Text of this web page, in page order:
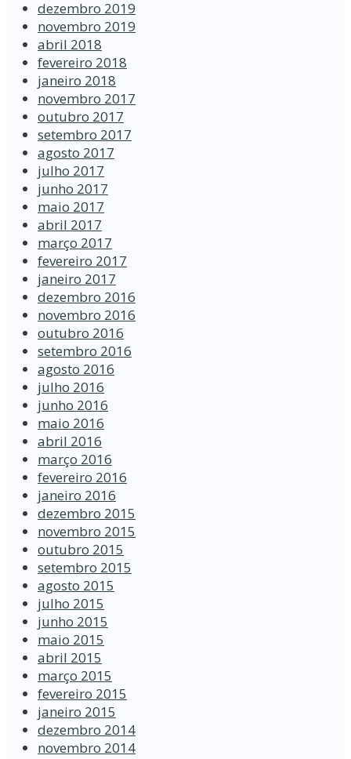
dezembro 2019
novembro 2019
abril 2018
fevereiro 2018
janeiro 2018
novembro 2017
outubro 2017
setembro 2017
agosto 2017
julho 2017
junho 2017
maio 2017
abril 2017
março 2017
fevereiro 2017
janeiro 2017
dezembro 2016
novembro 2016
outubro 2016
setembro 2016
agosto 2016
julho 2016
junho 2016
maio 2016
abril 2016
março 2016
fevereiro 2016
janeiro 2016
dezembro 2015
novembro 2015
outubro 2015
setembro 2015
agosto 2015
julho 2015
junho 2015
maio 2015
abril 2015
março 2015
fevereiro 2015
janeiro 2015
dezembro 2014
novembro 2014